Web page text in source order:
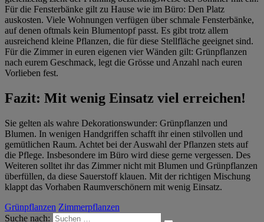
Für die Fensterbänke gilt zu Hause wie im Büro: Den Platz
auskosten. Viele Wohnungen verfügen über schmale Fensterbänke,
auf denen oftmals kein Blumentopf passt. Es gibt trotz allem
ausreichend kleine Pflanzen, die für diese Stellfläche geeignet sind.
Für die Zimmer in euren eigenen vier Wänden gilt: Grünpflanzen
nach eurem Geschmack, legt die Grösse und Anzahl nach euren
Vorlieben fest.
Fazit: Mit wenig Einsatz viel erreichen!
Sie gelten als wahre Dekorationswunder: Grünpflanzen und
Blumen. In wenigen Handgriffen schafft ihr einen stilvollen und
gemütlichen Raum. Achtet bei der Auswahl der Pflanzen stets auf
die Pflege. Insbesondere im Büro wird diese gerne vergessen. Des
Weiteren solltet ihr das Zimmer nicht mit Blumen und Grünpflanzen
überfüllen, da diese Sauerstoff klauen. Mit der richtigen Mischung
klappt das Vorhaben Raumverschönern mit wenig Einsatz.
Grünpflanzen Zimmerpflanzen
Suche nach: